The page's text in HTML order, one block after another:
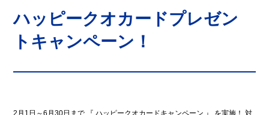
ハッピークオカードプレゼン
トキャンペーン！